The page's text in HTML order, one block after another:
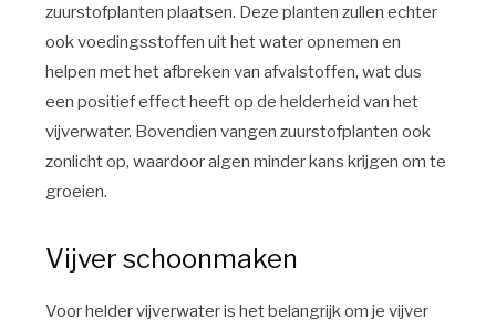
zuurstofplanten plaatsen. Deze planten zullen echter
ook voedingsstoffen uit het water opnemen en
helpen met het afbreken van afvalstoffen, wat dus
een positief effect heeft op de helderheid van het
vijverwater. Bovendien vangen zuurstofplanten ook
zonlicht op, waardoor algen minder kans krijgen om te
groeien.
Vijver schoonmaken
Voor helder vijverwater is het belangrijk om je vijver